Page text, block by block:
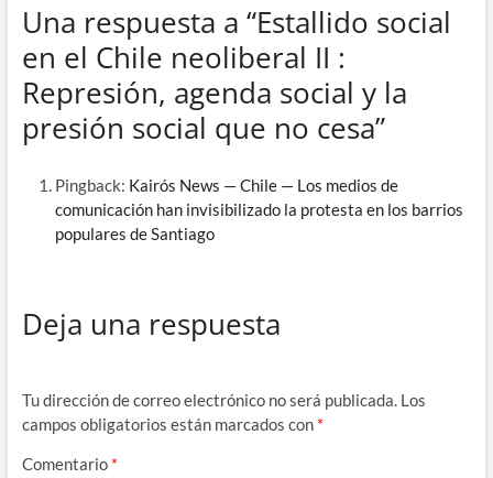
Una respuesta a “Estallido social
en el Chile neoliberal II :
Represión, agenda social y la
presión social que no cesa”
Pingback: Kairós News — Chile — Los medios de
comunicación han invisibilizado la protesta en los barrios
populares de Santiago
Deja una respuesta
Tu dirección de correo electrónico no será publicada. Los
campos obligatorios están marcados con *
Comentario *